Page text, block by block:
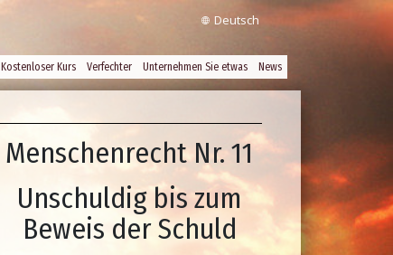
Deutsch
Kostenloser Kurs Verfechter Unternehmen Sie etwas News
Menschenrecht Nr. 11
Unschuldig bis zum
Beweis der Schuld